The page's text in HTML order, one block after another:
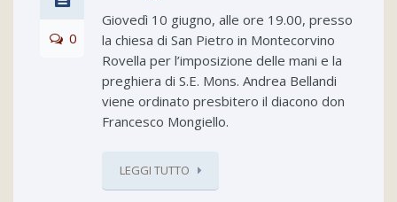
0
Giovedì 10 giugno, alle ore 19.00, presso
la chiesa di San Pietro in Montecorvino
Rovella per l’imposizione delle mani e la
preghiera di S.E. Mons. Andrea Bellandi
viene ordinato presbitero il diacono don
Francesco Mongiello.
LEGGI TUTTO